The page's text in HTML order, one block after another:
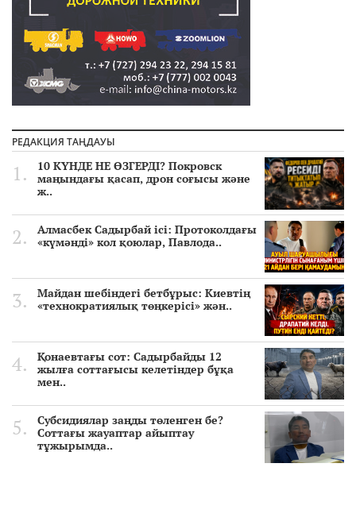
РЕДАКЦИЯ ТАҢДАУЫ
10 КҮНДЕ НЕ ӨЗГЕРДІ? Покровск
маңындағы қасап, дрон соғысы және
ж..
Алмасбек Садырбай ісі: Протоколдағы
«күмәнді» кол қоюлар, Павлода..
Майдан шебіндегі бетбұрыс: Киевтің
«технократиялық төңкерісі» жән..
Қонаевтағы сот: Садырбайды 12
жылға соттағысы келетіндер бұқа
мен..
Субсидиялар заңды төленген бе?
Соттағы жауаптар айыптау
тұжырымда..